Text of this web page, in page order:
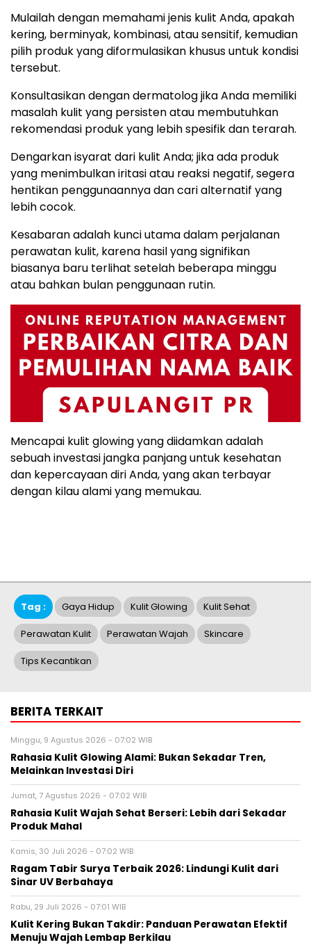
Mulailah dengan memahami jenis kulit Anda, apakah
kering, berminyak, kombinasi, atau sensitif, kemudian
pilih produk yang diformulasikan khusus untuk kondisi
tersebut.
Konsultasikan dengan dermatolog jika Anda memiliki
masalah kulit yang persisten atau membutuhkan
rekomendasi produk yang lebih spesifik dan terarah.
Dengarkan isyarat dari kulit Anda; jika ada produk
yang menimbulkan iritasi atau reaksi negatif, segera
hentikan penggunaannya dan cari alternatif yang
lebih cocok.
Kesabaran adalah kunci utama dalam perjalanan
perawatan kulit, karena hasil yang signifikan
biasanya baru terlihat setelah beberapa minggu
atau bahkan bulan penggunaan rutin.
Mencapai kulit glowing yang diidamkan adalah
sebuah investasi jangka panjang untuk kesehatan
dan kepercayaan diri Anda, yang akan terbayar
dengan kilau alami yang memukau.
Tag : Gaya Hidup Kulit Glowing Kulit Sehat
Perawatan Kulit Perawatan Wajah Skincare
Tips Kecantikan
BERITA TERKAIT
Minggu, 9 Agustus 2026 - 07:02 WIB
Rahasia Kulit Glowing Alami: Bukan Sekadar Tren,
Melainkan Investasi Diri
Jumat, 7 Agustus 2026 - 07:02 WIB
Rahasia Kulit Wajah Sehat Berseri: Lebih dari Sekadar
Produk Mahal
Kamis, 30 Juli 2026 - 07:02 WIB
Ragam Tabir Surya Terbaik 2026: Lindungi Kulit dari
Sinar UV Berbahaya
Rabu, 29 Juli 2026 - 07:01 WIB
Kulit Kering Bukan Takdir: Panduan Perawatan Efektif
Menuju Wajah Lembap Berkilau